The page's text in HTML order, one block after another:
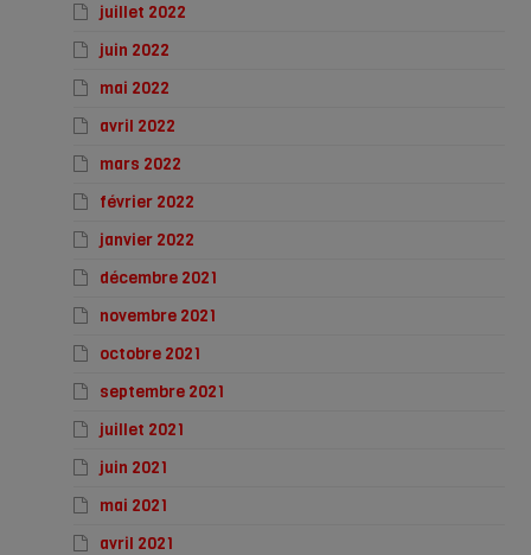
juillet 2022
juin 2022
mai 2022
avril 2022
mars 2022
février 2022
janvier 2022
décembre 2021
novembre 2021
octobre 2021
septembre 2021
juillet 2021
juin 2021
mai 2021
avril 2021